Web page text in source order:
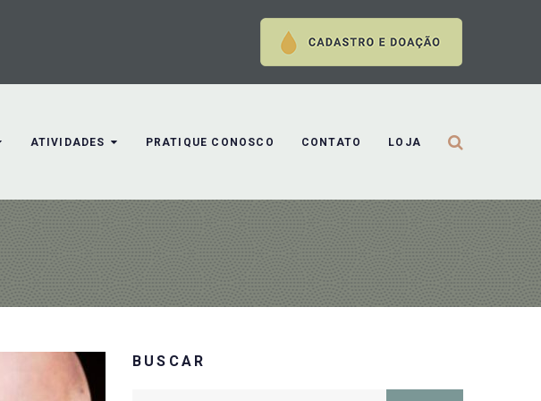
ATIVIDADES PRATIQUE CONOSCO CONTATO LOJA
BUSCAR